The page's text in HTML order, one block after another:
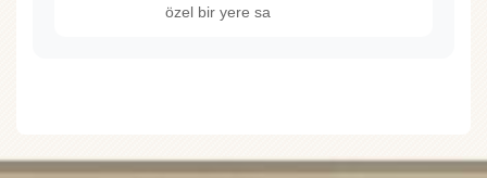
özel bir yere sa